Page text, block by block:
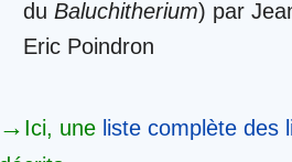
duBaluchitherium) par
Eric Poindron
→ Ici, une liste complète des